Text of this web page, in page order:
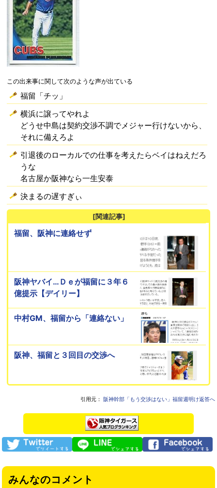
この出来事に関して次のような声が出ている
福留「チッ」
横浜に譲ってやれよ
どうせ中島は契約交渉不調でメジャー行けないから、
それに備えろよ
引退後のローカルでの仕事を考えたらベイはねえだろ
うな
名古屋か阪神なら一生安泰
決まるの遅すぎぃ
[関連記事]
福留、阪神に連絡せず
阪神ヤバイ…Ｄｅが福留に３年６
億提示【デイリー】
中村GM、福留から「連絡ない」
阪神、福留と３回目の交渉へ
引用元： 阪神幹部「もう交渉はない」福留週明け返答へ
みんなのコメント